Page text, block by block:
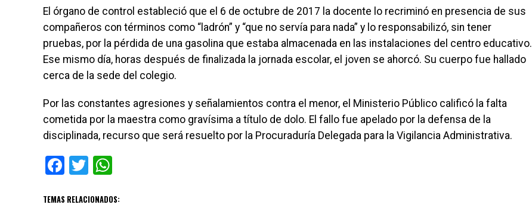
El órgano de control estableció que el 6 de octubre de 2017 la docente lo recriminó en presencia de sus
compañeros con términos como “ladrón” y “que no servía para nada” y lo responsabilizó, sin tener
pruebas, por la pérdida de una gasolina que estaba almacenada en las instalaciones del centro educativo.
Ese mismo día, horas después de finalizada la jornada escolar, el joven se ahorcó. Su cuerpo fue hallado
cerca de la sede del colegio.
Por las constantes agresiones y señalamientos contra el menor, el Ministerio Público calificó la falta
cometida por la maestra como gravísima a título de dolo. El fallo fue apelado por la defensa de la
disciplinada, recurso que será resuelto por la Procuraduría Delegada para la Vigilancia Administrativa.
Facebook
Twitter
TEMAS RELACIONADOS: